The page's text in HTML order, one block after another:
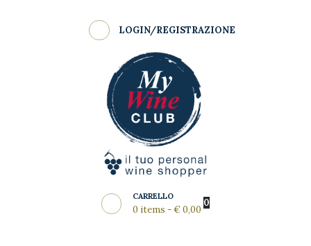
LOGIN/REGISTRAZIONE
CARRELLO
0 items -€ 0,00
0
MY WINE CLUB
Come Funziona